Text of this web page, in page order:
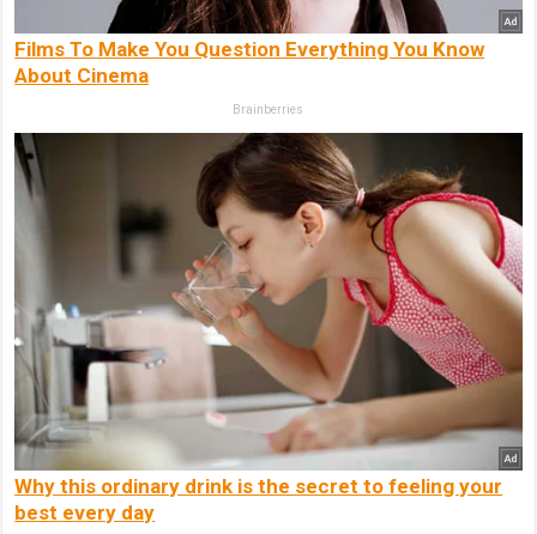
Films To Make You Question Everything You Know
About Cinema
Brainberries
Why this ordinary drink is the secret to feeling your
best every day